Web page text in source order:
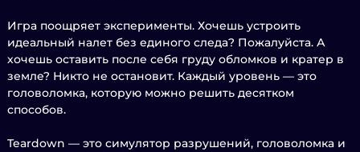
Игра поощряет эксперименты. Хочешь устроить
идеальный налет без единого следа? Пожалуйста. А
хочешь оставить после себя груду обломков и кратер в
земле? Никто не остановит. Каждый уровень — это
головоломка, которую можно решить десятком
способов.
Teardown — это симулятор разрушений, головоломка и